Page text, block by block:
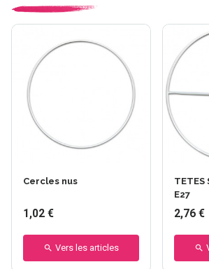
Cercles nus
1,02 €
Vers les articles
TETES
E27
2,76 €